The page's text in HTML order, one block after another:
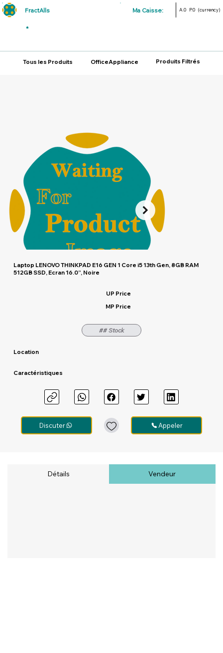
FractAlls Ma Caisse: A.0 P.0 (currency)
Tous les Produits OfficeAppliance Produits Filtrés
Laptop LENOVO THINKPAD E16 GEN 1 Core i5 13th Gen, 8GB RAM
512GB SSD, Ecran 16.0”, Noire
UP Price
MP Price
## Stock
Location
Caractéristiques
Discuter Appeler
Détails Vendeur